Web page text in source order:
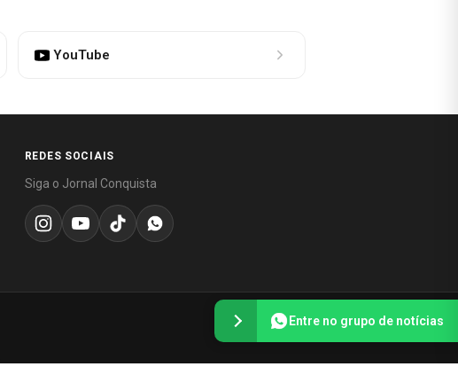
YouTube
REDES SOCIAIS
Siga o Jornal Conquista
Entre no grupo de notícias